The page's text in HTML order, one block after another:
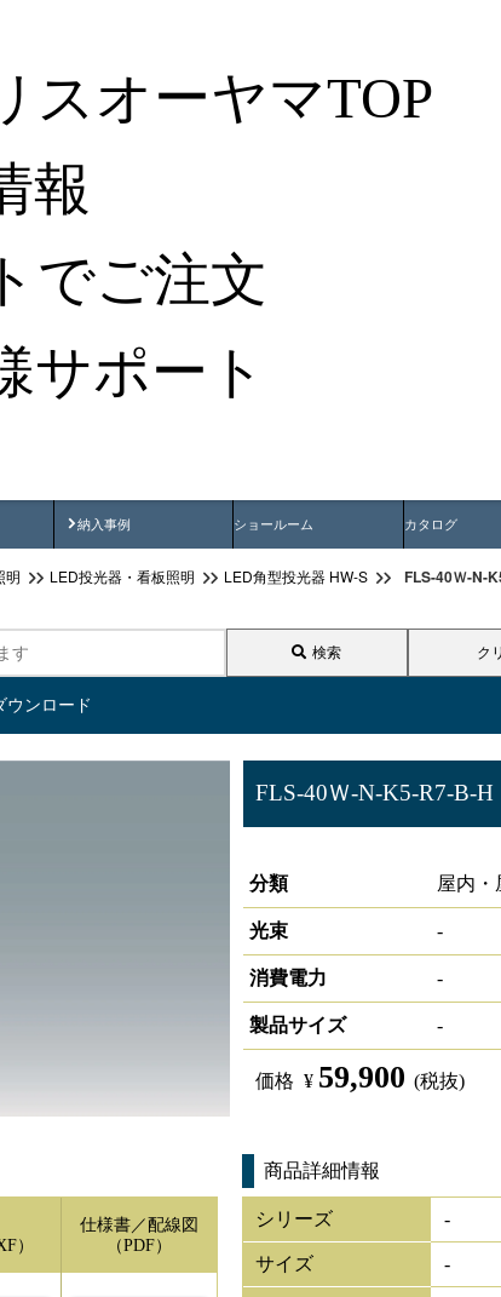
スオーヤマTOP
報
でご注文
サポート
納入事例
納入事例動画 ショールーム カタログ
明 LED投光器・看板照明 LED角型投光器 HW-S FLS-40Ｗ-N-
検索 ク
ウンロード
FLS-40Ｗ-N-K5-R7-B-H
分類
屋内
光束 -
消費電力 -
製品サイズ -
価格 ¥ 59,900 (税抜)
）
仕様書／配線図
（PDF）
商品詳細情報
シリーズ -
サイズ -